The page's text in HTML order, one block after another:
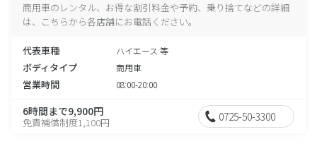
商用車のレンタル、お得な割引料金や予約、乗り捨てなどの詳細
は、こちらから各店舗にお電話ください。
代表車種 ハイエース 等
ボディタイプ 商用車
営業時間 08:00-20:00
6時間まで9,900円
免責補償制度1,100円 0725-50-3300